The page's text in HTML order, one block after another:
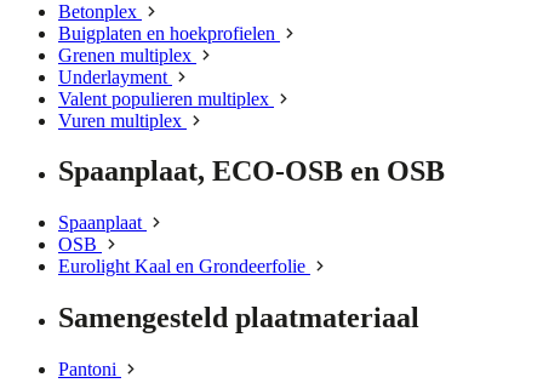
Betonplex
Buigplaten en hoekprofielen
Grenen multiplex
Underlayment
Valent populieren multiplex
Vuren multiplex
Spaanplaat, ECO-OSB en OSB
Spaanplaat
OSB
Eurolight Kaal en Grondeerfolie
Samengesteld plaatmateriaal
Pantoni